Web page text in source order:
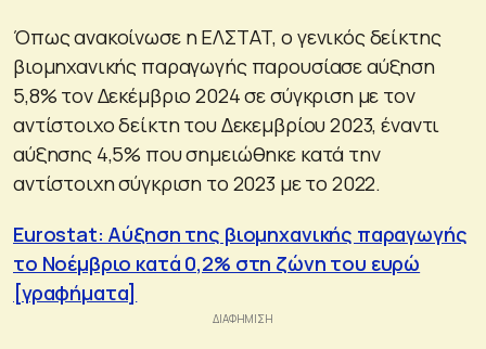
Όπως ανακοίνωσε η ΕΛΣΤΑΤ, ο γενικός δείκτης
βιομηχανικής παραγωγής παρουσίασε αύξηση
5,8% τον Δεκέμβριο 2024 σε σύγκριση με τον
αντίστοιχο δείκτη του Δεκεμβρίου 2023, έναντι
αύξησης 4,5% που σημειώθηκε κατά την
αντίστοιχη σύγκριση το 2023 με το 2022.
Eurostat: Αύξηση της βιομηχανικής παραγωγής
το Νοέμβριο κατά 0,2% στη ζώνη του ευρώ
[γραφήματα]